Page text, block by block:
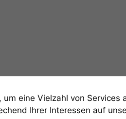
um eine Vielzahl von
Ihrer Interessen auf